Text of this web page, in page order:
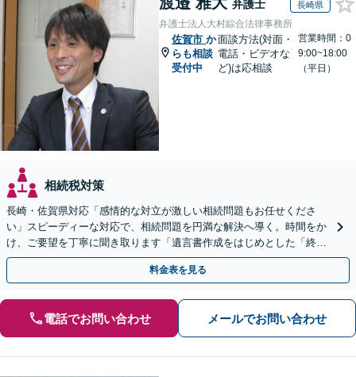
弁護士 長崎県
弁護士法人大村綜合法律事務所
佐賀市 か
らも相談
受付中
面談方法(対面・
電話・ビデオな
ど)は応相談
営業時間：0
9:00~18:00
（平日）
相続税対策
長崎・佐賀県対応「感情的な対立が激しい相続問題もお任せくださ
い」スピーディーな対応で、相続問題を円満な解決へ導く。時間をか
け、ご要望を丁寧に聞き取ります「遺言書作成をはじめとした「終
活」もサポート」【バリアフリー】【完全個室対応】
料金表を見る
電話でお問い合わせ メールでお問い合わせ